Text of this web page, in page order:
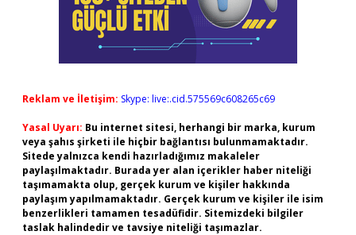
Reklam ve İletişim: Skype: live:.cid.575569c608265c69
Yasal Uyarı: Bu internet sitesi, herhangi bir marka, kurum
veya şahıs şirketi ile hiçbir bağlantısı bulunmamaktadır.
Sitede yalnızca kendi hazırladığımız makaleler
paylaşılmaktadır. Burada yer alan içerikler haber niteliği
taşımamakta olup, gerçek kurum ve kişiler hakkında
paylaşım yapılmamaktadır. Gerçek kurum ve kişiler ile isim
benzerlikleri tamamen tesadüfidir. Sitemizdeki bilgiler
taslak halindedir ve tavsiye niteliği taşımazlar.